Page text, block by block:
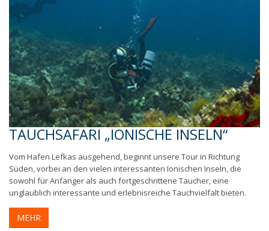
TAUCHSAFARI „IONISCHE INSELN“
Vom Hafen Lefkas ausgehend, beginnt unsere Tour in Richtung
Süden, vorbei an den vielen interessanten Ionischen Inseln, die
sowohl für Anfänger als auch fortgeschrittene Taucher, eine
unglaublich interessante und erlebnisreiche Tauchvielfalt bieten.
MEHR